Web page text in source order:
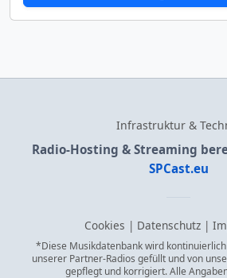
Infrastruktur &
Radio-Hosting & Streaming
SPCast.eu
Cookies | Datenschutz |
*Diese Musikdatenbank wird
unserer Partner-Radios gefüllt und von
gepflegt und korrigiert. Alle